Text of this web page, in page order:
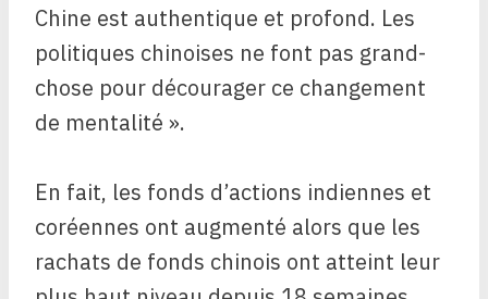
Chine est authentique et profond. Les
politiques chinoises ne font pas grand-
chose pour décourager ce changement
de mentalité ».
En fait, les fonds d’actions indiennes et
coréennes ont augmenté alors que les
rachats de fonds chinois ont atteint leur